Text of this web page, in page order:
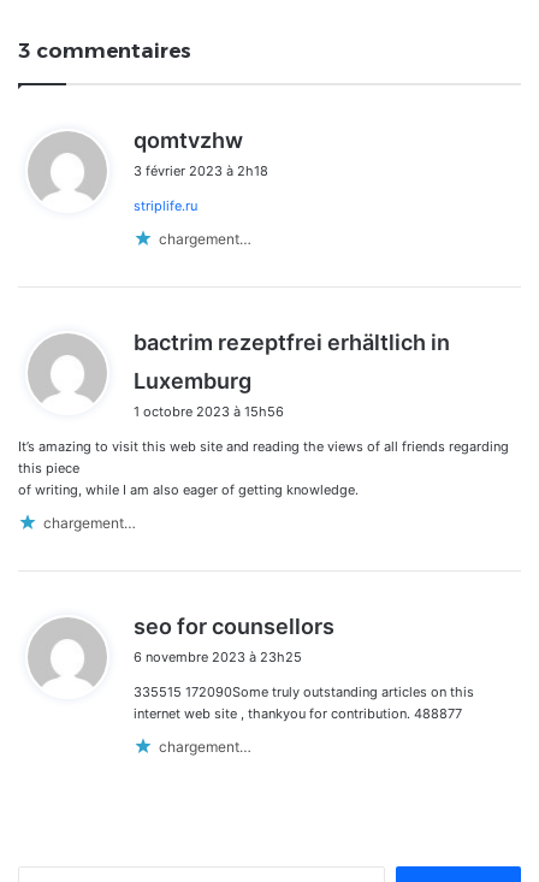
3 commentaires
qomtvzhw
t
3 février 2023 à 2h18
striplife.ru
chargement…
bactrim rezeptfrei erhältlich in
Luxemburg
t
1 octobre 2023 à 15h56
It’s amazing to visit this web site and reading the views of all friends regarding
this piece
of writing, while I am also eager of getting knowledge.
chargement…
seo for counsellors
:
6 novembre 2023 à 23h25
335515 172090Some truly outstanding articles on this
internet web site , thankyou for contribution. 488877
chargement…